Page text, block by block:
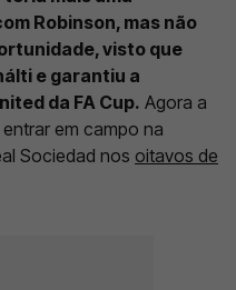
Robinson, mas não
visto que
e garantiu a
da FA Cup. Agora a
em campo na
Sociedad nos oitavos de